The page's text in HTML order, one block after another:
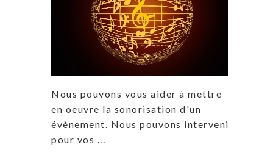
Nous pouvons vous aider à mettre
en oeuvre la sonorisation d'un
évènement. Nous pouvons intervenir
pour vos ...